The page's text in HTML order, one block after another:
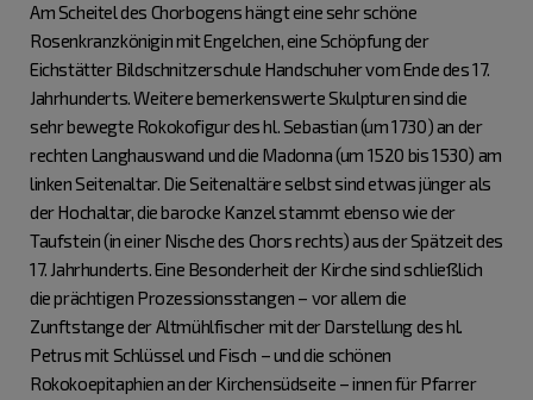
Am Scheitel des Chorbogens hängt eine sehr schöne
Rosenkranzkönigin mit Engelchen, eine Schöpfung der
Eichstätter Bildschnitzerschule Handschuher vom Ende des 17.
Jahrhunderts. Weitere bemerkenswerte Skulpturen sind die
sehr bewegte Rokokofigur des hl. Sebastian (um 1730) an der
rechten Langhauswand und die Madonna (um 1520 bis 1530) am
linken Seitenaltar. Die Seitenaltäre selbst sind etwas jünger als
der Hochaltar, die barocke Kanzel stammt ebenso wie der
Taufstein (in einer Nische des Chors rechts) aus der Spätzeit des
17. Jahrhunderts. Eine Besonderheit der Kirche sind schließlich
die prächtigen Prozessionsstangen – vor allem die
Zunftstange der Altmühlfischer mit der Darstellung des hl.
Petrus mit Schlüssel und Fisch – und die schönen
Rokokoepitaphien an der Kirchensüdseite – innen für Pfarrer